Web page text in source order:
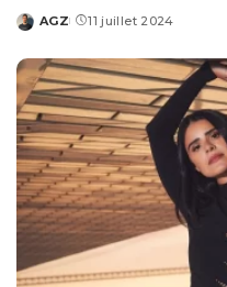
Posted
AGZ 11 juillet 2024